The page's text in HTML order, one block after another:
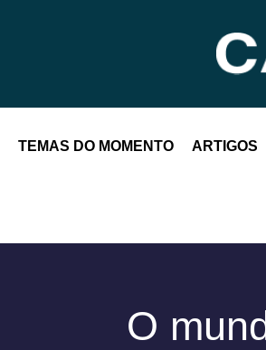
TEMAS DO MOMENTO ARTIGOS
O